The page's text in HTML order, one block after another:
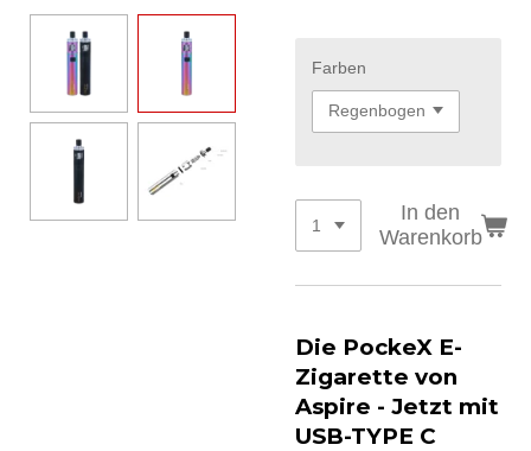
Farben
In den
Warenkorb
Die PockeX E-
Zigarette von
Aspire - Jetzt mit
USB-TYPE C